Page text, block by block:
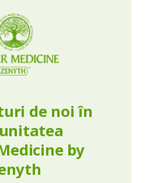
de noi în
by